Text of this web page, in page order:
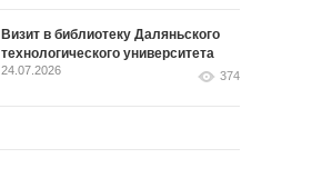
Визит в библиотеку Даляньского
технологического университета
24.07.2026 374